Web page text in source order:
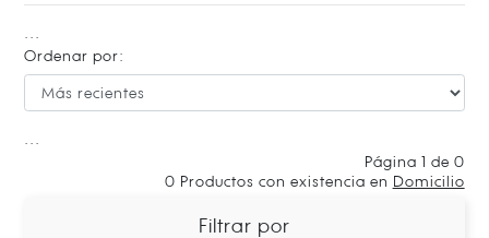
Ordenar por:
Página 1 de 0
0 Productos con existencia en Domicilio
Filtrar por